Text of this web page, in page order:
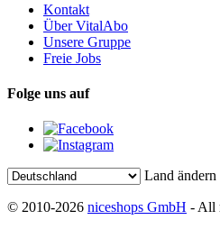
Kontakt
Über VitalAbo
Unsere Gruppe
Freie Jobs
Folge uns auf
Land ändern
© 2010-2026 niceshops GmbH - All